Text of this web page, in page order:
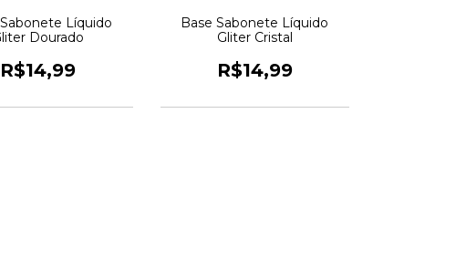
Líquido
Dourado
R$14,99
Base Sabonete Líquido
Gliter Cristal
R$14,99